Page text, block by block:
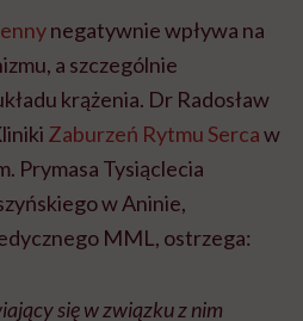
negatywnie wpływa na
a szczególnie
krążenia. Dr Radosław
Zaburzeń Rytmu Sercaw
Prymasa Tysiąclecia
w Aninie,
MML, ostrzega:
się w związku z nim